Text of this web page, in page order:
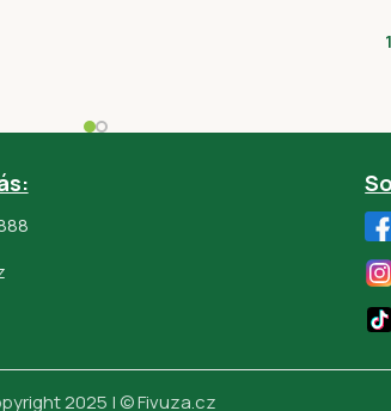
2025 | © Fivuza.cz